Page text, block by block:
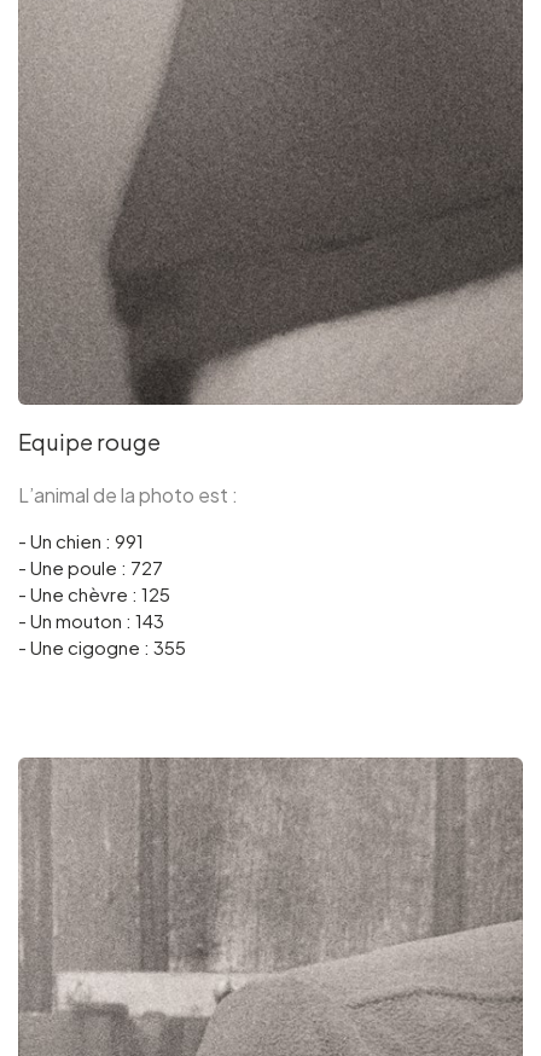
Equipe rouge
L’animal de la photo est :
- Un chien : 991
- Une poule : 727
- Une chèvre : 125
- Un mouton : 143
- Une cigogne : 355